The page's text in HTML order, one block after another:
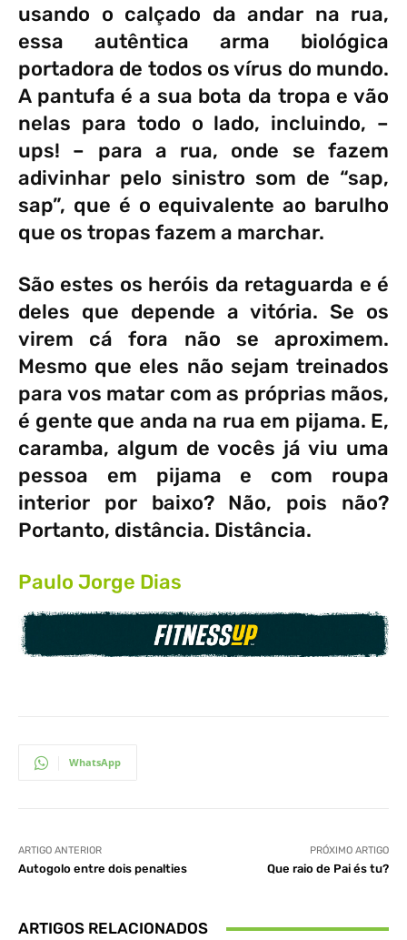
usando o calçado da andar na rua,
essa autêntica arma biológica
portadora de todos os vírus do mundo.
A pantufa é a sua bota da tropa e vão
nelas para todo o lado, incluindo, –
ups! – para a rua, onde se fazem
adivinhar pelo sinistro som de “sap,
sap”, que é o equivalente ao barulho
que os tropas fazem a marchar.
São estes os heróis da retaguarda e é
deles que depende a vitória. Se os
virem cá fora não se aproximem.
Mesmo que eles não sejam treinados
para vos matar com as próprias mãos,
é gente que anda na rua em pijama. E,
caramba, algum de vocês já viu uma
pessoa em pijama e com roupa
interior por baixo? Não, pois não?
Portanto, distância. Distância.
Paulo Jorge Dias
WhatsApp
ARTIGO ANTERIOR
Autogolo entre dois penalties
PRÓXIMO ARTIGO
Que raio de Pai és tu?
ARTIGOS RELACIONADOS